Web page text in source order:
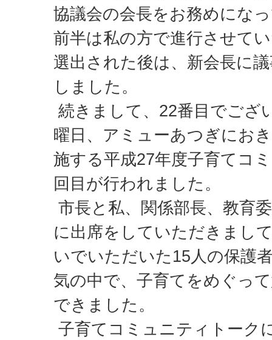
協議会の会長をお務めにな
前半は私の方で進行させて
選出された後は、新会長に
しました。
続きまして、22番目でござ
曜日、アミューあつぎにお
施する平成27年度子育てコ
回目が行われました。
市長と私、関係部長、教育
に出席をしていただきまし
いでいただいた15人の保護
気の中で、子育てをめぐっ
できました。
子育てコミュニティトーク